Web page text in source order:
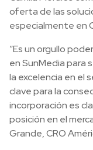
oferta de las
especialmente en
“Es un orgullo
en SunMedia para
la excelencia en el
clave para la
incorporación es
posición en el
Grande, CRO